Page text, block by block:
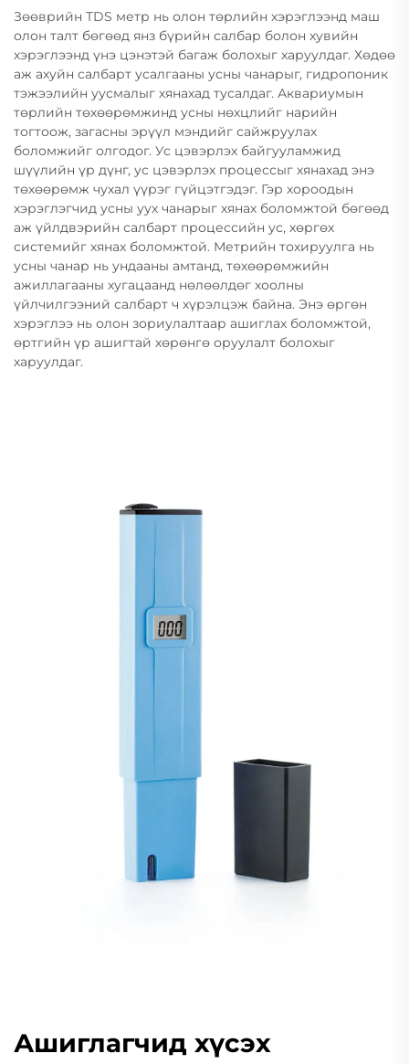
Зөөврийн TDS метр нь олон төрлийн хэрэглээнд маш
олон талт бөгөөд янз бүрийн салбар болон хувийн
хэрэглээнд үнэ цэнэтэй багаж болохыг харуулдаг. Хөдөө
аж ахуйн салбарт усалгааны усны чанарыг, гидропоник
тэжээлийн уусмалыг хянахад тусалдаг. Аквариумын
төрлийн төхөөрөмжинд усны нөхцлийг нарийн
тогтоож, загасны эрүүл мэндийг сайжруулах
боломжийг олгодог. Ус цэвэрлэх байгууламжид
шүүлийн үр дүнг, ус цэвэрлэх процессыг хянахад энэ
төхөөрөмж чухал үүрэг гүйцэтгэдэг. Гэр хороодын
хэрэглэгчид усны уух чанарыг хянах боломжтой бөгөөд
аж үйлдвэрийн салбарт процессийн ус, хөргөх
системийг хянах боломжтой. Метрийн тохируулга нь
усны чанар нь ундааны амтанд, төхөөрөмжийн
ажиллагааны хугацаанд нөлөөлдөг хоолны
үйлчилгээний салбарт ч хүрэлцэж байна. Энэ өргөн
хэрэглээ нь олон зориулалтаар ашиглах боломжтой,
өртгийн үр ашигтай хөрөнгө оруулалт болохыг
харуулдаг.
Ашиглагчид хүсэх